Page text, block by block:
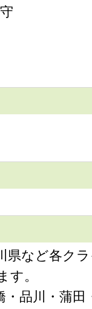
県など各ク
す。
・品川・蒲田